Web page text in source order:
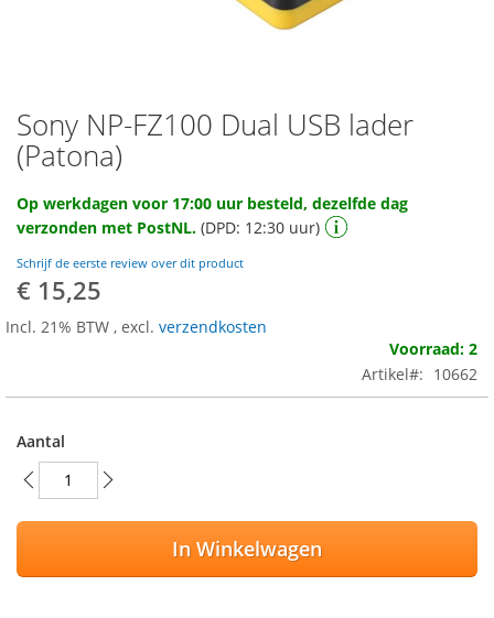
Ga
naar
het
van
de
gallerij
Sony NP-FZ100 Dual USB lader
(Patona)
Op werkdagen voor 17:00 uur besteld, dezelfde dag
verzonden met PostNL. (DPD: 12:30 uur)
Schrijf de eerste review over dit product
€ 15,25
Incl. 21% BTW , excl. verzendkosten
Voorraad: 2
Artikel
10662
Aantal
In Winkelwagen